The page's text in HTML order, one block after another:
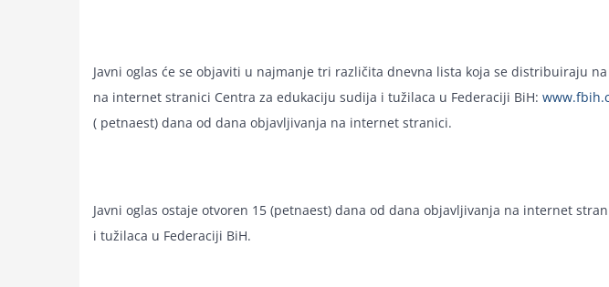
Javni oglas će se objaviti u najmanje tri različita dnevna lista koja se distribuiraju
na internet stranici Centra za edukaciju sudija i tužilaca u Federaciji BiH:
( petnaest) dana od dana objavljivanja na internet stranici.
Javni oglas ostaje otvoren 15 (petnaest) dana od dana objavljivanja na internet
i tužilaca u Federaciji BiH.